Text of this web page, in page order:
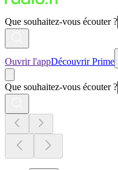
Que souhaitez-vous écouter ?
Ouvrir l'appDécouvrir Prime
Que souhaitez-vous écouter ?